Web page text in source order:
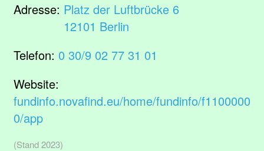
Adresse: Platz der Luftbrücke 6
12101 Berlin
Telefon: 0 30/9 02 77 31 01
Website:
fundinfo.novafind.eu/home/fundinfo/f1100000
0/app
(Stand 2023)